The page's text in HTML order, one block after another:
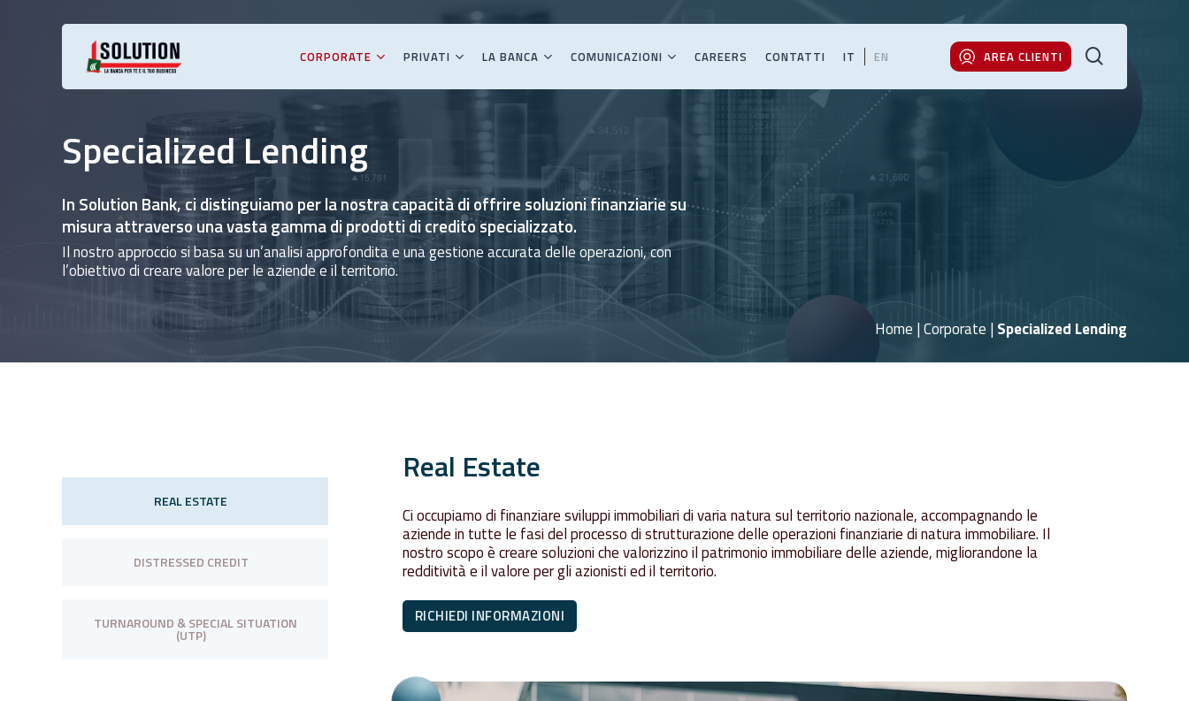
Premi INVIO per cercare o ESC per chiudere
CORPORATE PRIVATI LA BANCA COMUNICAZIONI CAREERS CONTATTI IT EN AREA CLIENTI
Specialized Lending
In Solution Bank, ci distinguiamo per la nostra capacità di offrire soluzioni finanziarie su
misura attraverso una vasta gamma di prodotti di credito specializzato.
Il nostro approccio si basa su un’analisi approfondita e una gestione accurata delle operazioni, con
l’obiettivo di creare valore per le aziende e il territorio.
Home |Corporate | Specialized Lending
REAL ESTATE
DISTRESSED CREDIT
TURNAROUND & SPECIAL SITUATION
(UTP)
Real Estate
Ci occupiamo di finanziare sviluppi immobiliari di varia natura sul territorio nazionale, accompagnando le
aziende in tutte le fasi del processo di strutturazione delle operazioni finanziarie di natura immobiliare. Il
nostro scopo è creare soluzioni che valorizzino il patrimonio immobiliare delle aziende, migliorandone la
redditività e il valore per gli azionisti ed il territorio.
RICHIEDI INFORMAZIONI